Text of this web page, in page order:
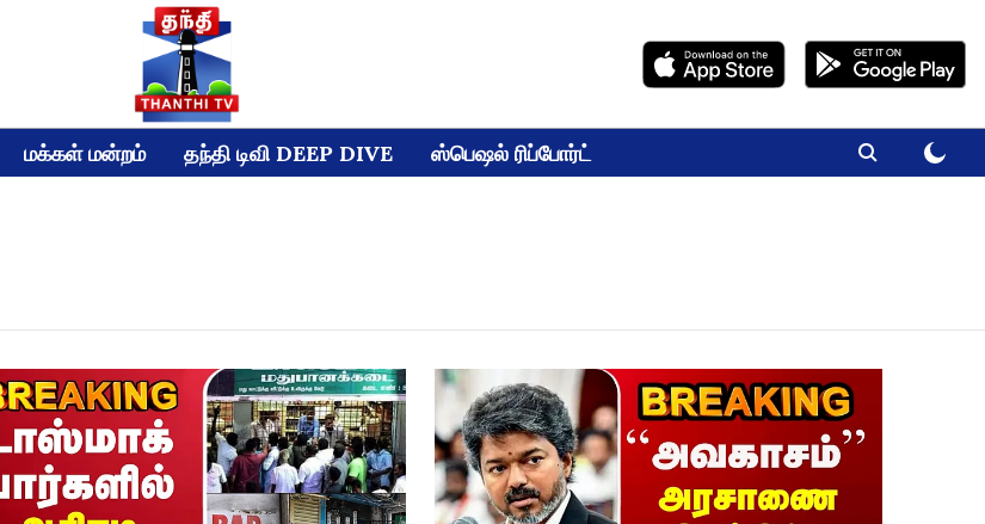
மக்கள் மன்றம் தந்தி டிவி DEEP DIVE ஸ்பெஷல் ரிப்போர்ட்